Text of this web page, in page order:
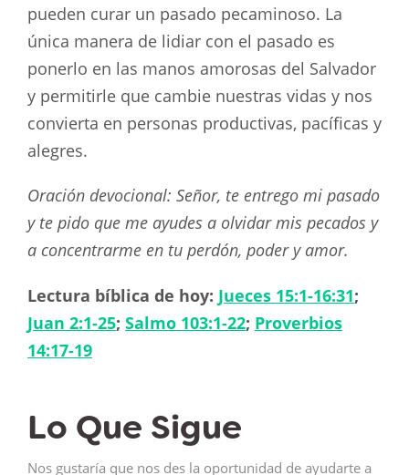
pueden curar un pasado pecaminoso. La
única manera de lidiar con el pasado es
ponerlo en las manos amorosas del Salvador
y permitirle que cambie nuestras vidas y nos
convierta en personas productivas, pacíficas y
alegres.
Oración devocional: Señor, te entrego mi pasado
y te pido que me ayudes a olvidar mis pecados y
a concentrarme en tu perdón, poder y amor.
Lectura bíblica de hoy: Jueces 15:1-16:31;
Juan 2:1-25; Salmo 103:1-22; Proverbios
14:17-19
Lo Que Sigue
Nos gustaría que nos des la oportunidad de ayudarte a